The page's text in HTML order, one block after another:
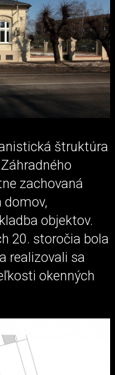
štruktúra
zachovaná
objektov.
20. storočia bola
realizovali sa
okenných